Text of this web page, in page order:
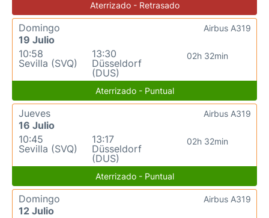
Aterrizado - Retrasado
Domingo
19 Julio
10:58
Sevilla (SVQ)
13:30
Düsseldorf
(DUS)
02h 32min
Airbus A319
Aterrizado - Puntual
Jueves
16 Julio
10:45
Sevilla (SVQ)
13:17
Düsseldorf
(DUS)
02h 32min
Airbus A319
Aterrizado - Puntual
Domingo
12 Julio
Airbus A319